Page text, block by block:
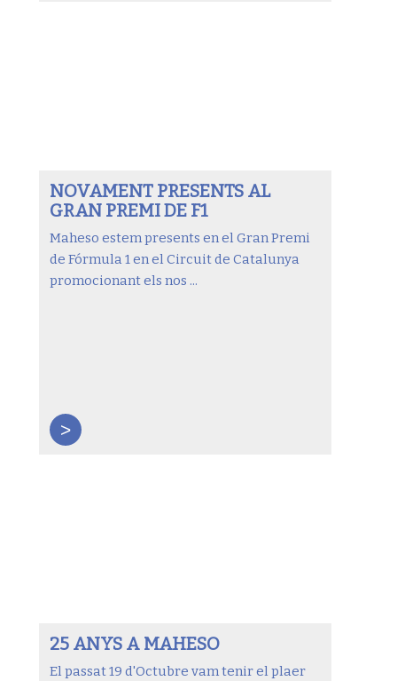
NOVAMENT PRESENTS AL
GRAN PREMI DE F1
Maheso estem presents en el Gran Premi
de Fórmula 1 en el Circuit de Catalunya
promocionant els nos ...
>
25 ANYS A MAHESO
El passat 19 d'Octubre vam tenir el plaer